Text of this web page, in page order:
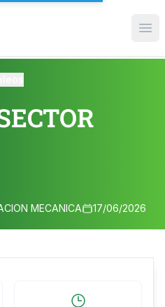
MECANICA 17/06/2026